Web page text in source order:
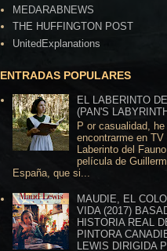
MEDARABNEWS
THE HUFFINGTON POST
UnitedExplanations
ENTRADAS POPULARES
EL LABERINTO
(PAN'S
P or casualidad,
encontrarme en TV
Laberinto del
película de
España, que si...
MAUDIE, EL
VIDA (2017)
HISTORIA REAL
PINTORA
LEWIS DIRIGIDA